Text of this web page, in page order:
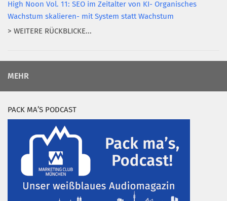
High Noon Vol. 11: SEO im Zeitalter von KI- Organisches
Wachstum skalieren- mit System statt Wachstum
> WEITERE RÜCKBLICKE...
MEHR
PACK MA’S PODCAST